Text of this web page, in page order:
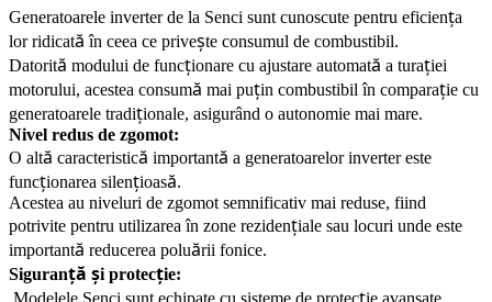
Generatoarele inverter de la Senci sunt cunoscute pentru eficiența
lor ridicată în ceea ce privește consumul de combustibil.
Datorită modului de funcționare cu ajustare automată a turației
motorului, acestea consumă mai puțin combustibilîn comparație cu
generatoarele tradiționale, asigurând o autonomie mai mare.
Nivel redus de zgomot:
O altă caracteristică importantă a generatoarelor inverter este
funcționarea silențioasă.
Acestea au niveluri de zgomot semnificativ mai reduse, fiind
potrivite pentru utilizareaîn zone rezidențiale sau locuri unde este
importantă reducerea poluării fonice.
Siguranță și protecție:
Modelele Senci sunt echipate cu sisteme de protec ie avansate,